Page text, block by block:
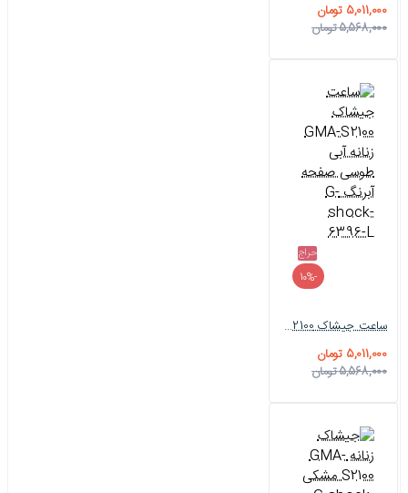
5,011,000 تومان
5,568,000 تومان
حراج
-10%
ساعت جیشاک GMA-S2100 زنانه آبی طوسی صفحه آبرنگ G-shock-6396-L
5,011,000 تومان
5,568,000 تومان